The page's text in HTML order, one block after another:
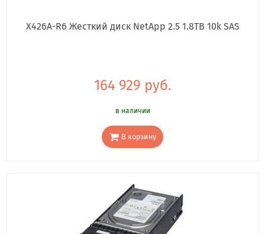
X426A-R6 Жесткий диск NetApp 2.5 1.8TB 10k SAS
164 929 руб.
в наличии
В корзину